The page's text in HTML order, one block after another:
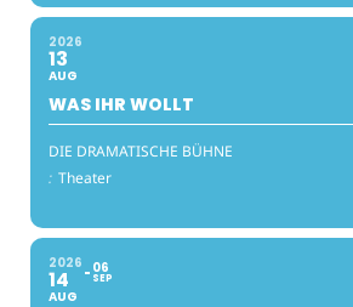
2026
13
AUG
WAS IHR WOLLT
DIE DRAMATISCHE BÜHNE
: Theater
2026
14
AUG
06
SEP